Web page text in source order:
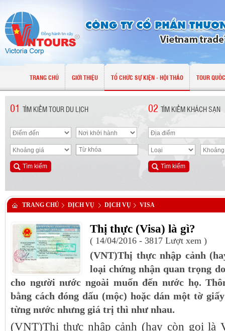
TRANG CHỦ GIỚI THIỆU TỔ CHỨC SỰ KIỆN - HỘI THẢO TOUR
01 TÌM KIẾM TOUR DU LỊCH 02 TÌM KIẾM KHÁCH SẠN
TRANG CHỦ DỊCH VỤ DỊCH VỤ VISA
Thị thực (Visa) là gì?
( 14/04/2016 - 3817 Lượt xem )
(VNT)Thị thực nhập cảnh
loại chứng nhận quan trọng
cho người nước ngoài muốn đến nước họ.
bằng cách đóng dấu (mộc) hoặc dán một tờ
từng nước nhưng giá trị thì như nhau.
(VNT)Thị thực nhập cảnh (hay còn gọi là